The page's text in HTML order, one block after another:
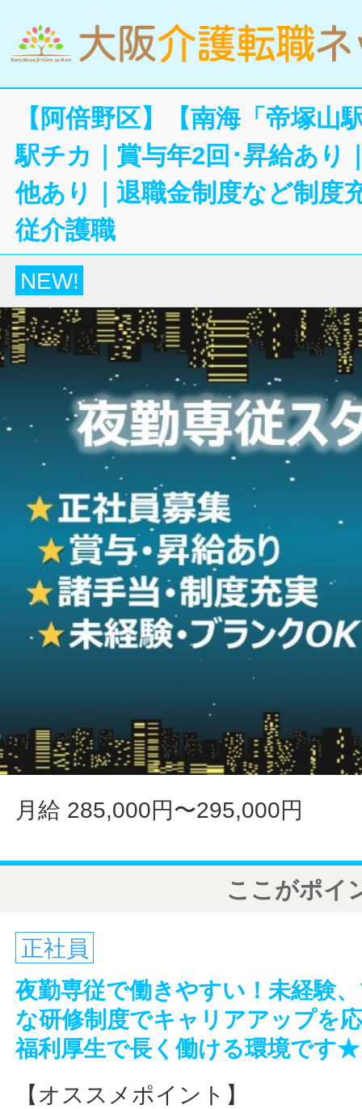
【阿倍野区】【南海「帝塚山
駅チカ｜賞与年2回･昇給あり
他あり｜退職金制度など制度
従介護職
NEW!
月給 285,000円〜295,000円
ここがポイ
正社員
夜勤専従で働きやすい！未経験
な研修制度でキャリアアップを
福利厚生で長く働ける環境です★
【オススメポイント】